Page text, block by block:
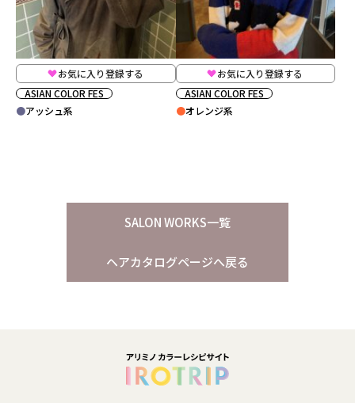
お気に入り登録する
ASIAN COLOR FES
アッシュ系
お気に入り登録する
ASIAN COLOR FES
オレンジ系
SALON WORKS一覧
ヘアカタログページへ戻る